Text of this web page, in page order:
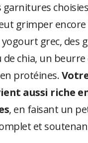
garnitures
grimper encore
grec, des
de chia, un
protéines.
aussi riche
, en faisant un
et